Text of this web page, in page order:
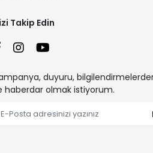
Takip Edin
duyuru,
haberdar olmak istiyorum.